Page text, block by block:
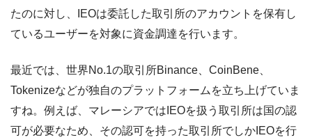
たのに対し、
IEOは委託した取引所のアカウントを保有し
ているユーザーを対象に資金調達を行います。
最近では、世界No.1の取引所Binance、CoinBene、
Tokenizeなどが独自のプラットフォームを立ち上げていま
すね。例えば、マレーシアではIEOを扱う取引所は国の認
可が必要なため、その認可を持った取引所でしかIEOを行